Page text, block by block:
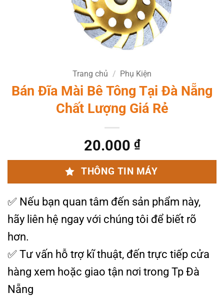
Trang chủ / Phụ Kiện
Bán Đĩa Mài Bê Tông Tại Đà Nẵng
Chất Lượng Giá Rẻ
20.000 ₫
THÔNG TIN MÁY
✅ Nếu bạn quan tâm đến sản phẩm này,
hãy liên hệ ngay với chúng tôi để biết rõ
hơn.
✅ Tư vấn hỗ trợ kĩ thuật, đến trực tiếp cửa
hàng xem hoặc giao tận nơi trong Tp Đà
Nẵng